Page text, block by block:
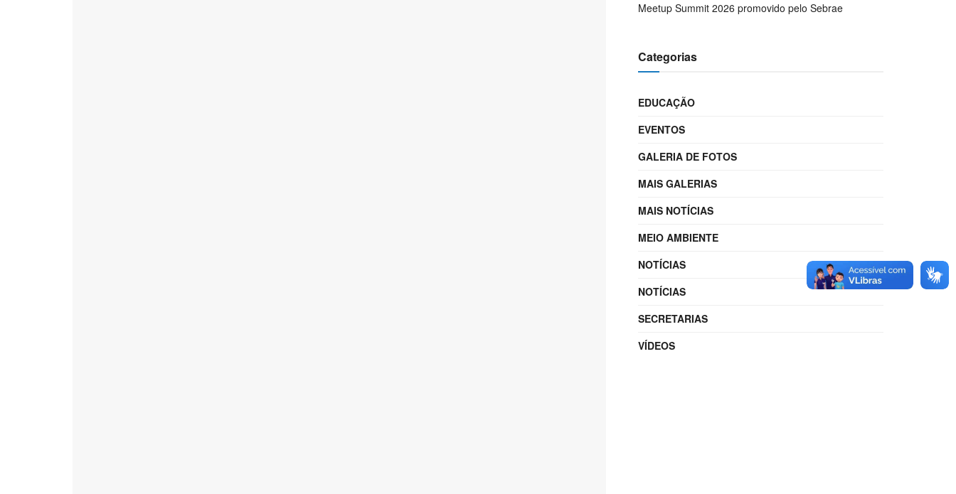
Meetup Summit 2026 promovido pelo Sebrae
Categorias
EDUCAÇÃO
EVENTOS
GALERIA DE FOTOS
MAIS GALERIAS
MAIS NOTÍCIAS
MEIO AMBIENTE
NOTÍCIAS
NOTÍCIAS
SECRETARIAS
VÍDEOS